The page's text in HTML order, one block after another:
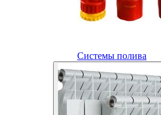
Системы полива